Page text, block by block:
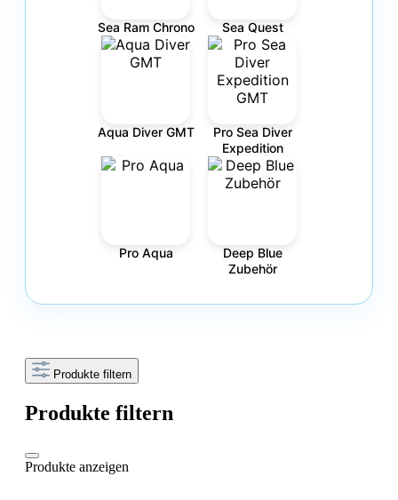
Sea Ram Chrono Sea Quest
Aqua Diver GMT
Pro Sea Diver
Expedition
Pro Aqua
Deep Blue
Zubehör
Produkte filtern
Produkte filtern
Produkte anzeigen